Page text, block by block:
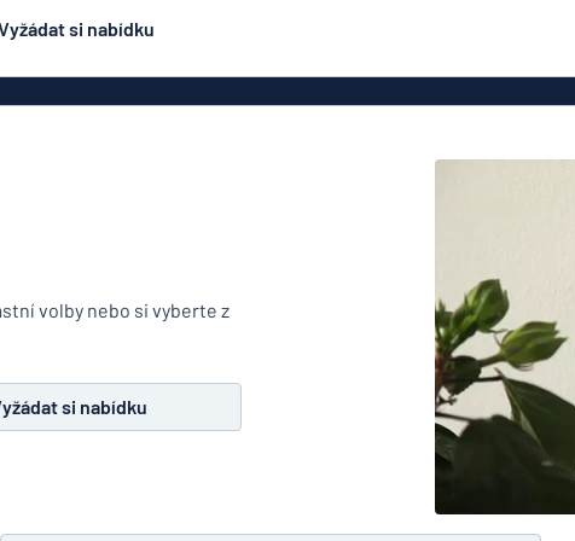
si nabídku
smaltovanému značení
Značení na dopisní
Dveřní
volby nebo si vyberte z
si nabídku